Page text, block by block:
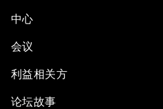
中心
会议
利益相关方
论坛故事